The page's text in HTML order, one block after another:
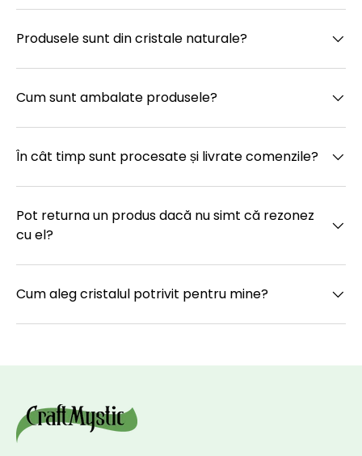
Produsele sunt din cristale naturale?
Cum sunt ambalate produsele?
În cât timp sunt procesate și livrate comenzile?
Pot returna un produs dacă nu simt că rezonez
cu el?
Cum aleg cristalul potrivit pentru mine?